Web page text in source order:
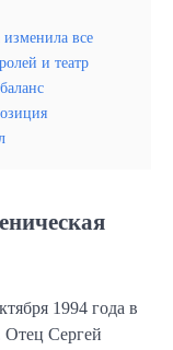
все
и театр
1994 года в
Отец Сергей